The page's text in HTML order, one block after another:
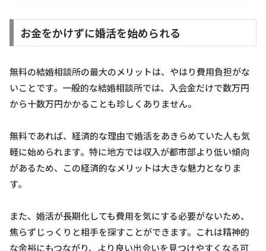
お金をかけずに婚活を始められる
無料の結婚相談所の最大のメリットは、やはり費用負担がな
いことです。一般的な結婚相談所では、入会金だけで数万円
から十数万円かかることも珍しくありません。
無料であれば、経済的な理由で婚活をあきらめていた人も気
軽に始められます。特に地方では収入が都市部より低い傾向
があるため、この経済的なメリットは大きな魅力となりま
す。
また、婚活が長期化しても費用を気にする必要がないため、
焦らずじっくりと相手を探すことができます。これは精神的
な余裕にもつながり、より良い出会いを見つけやすくなる可